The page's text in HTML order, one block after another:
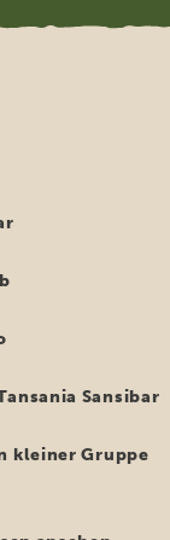
Sansibar
kleiner Gruppe